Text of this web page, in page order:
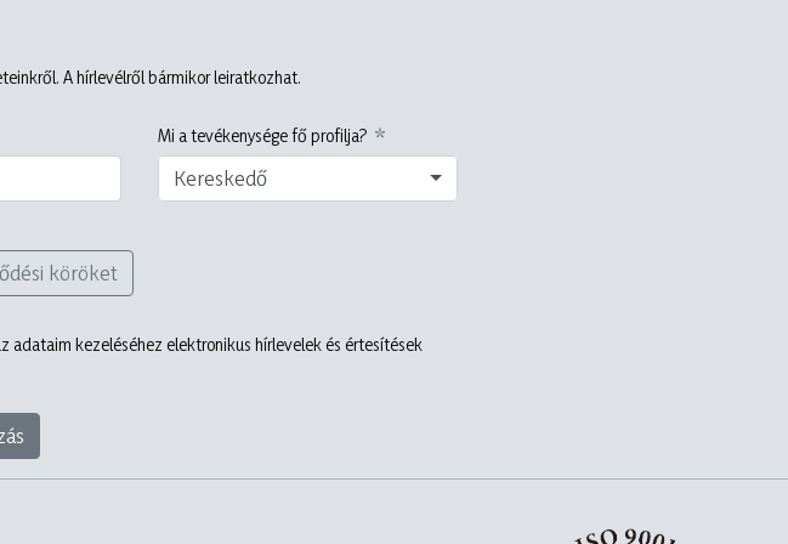
A hírlevélről bármikor leiratkozhat.
Mi a tevékenysége fő profilja?
Kereskedő
köröket
adataim kezeléséhez elektronikus hírlevelek és értesítések